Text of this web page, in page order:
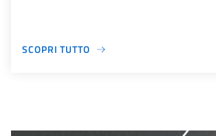
SCOPRI TUTTO